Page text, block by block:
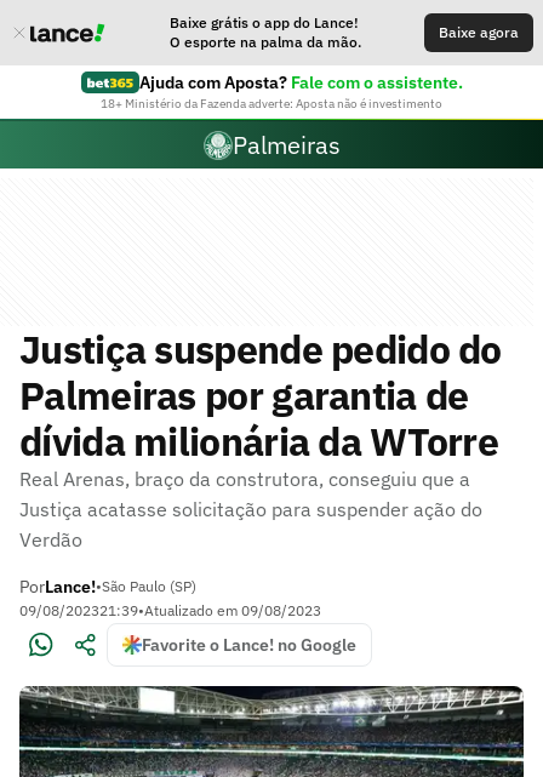
Baixe grátis o app do Lance!
O esporte na palma da mão.
Baixe agora
Ajuda com Aposta? Fale com o assistente.
18+ Ministério da Fazenda adverte: Aposta não é investimento
Palmeiras
Justiça suspende pedido do
Palmeiras por garantia de
dívida milionária da WTorre
Real Arenas, braço da construtora, conseguiu que a
Justiça acatasse solicitação para suspender ação do
Verdão
PorLance!•São Paulo (SP)
09/08/202321:39•Atualizado em 09/08/2023
Favorite o Lance! no Google